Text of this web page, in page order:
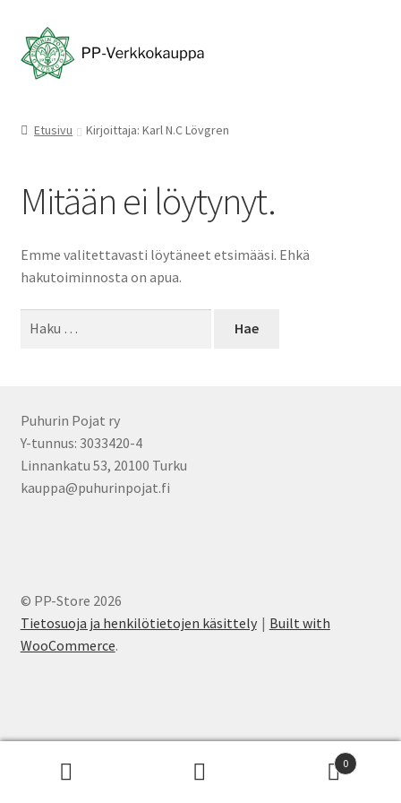
Siirry
navigointiin
Siirry
sisältöön
Etusivu Kirjoittaja: Karl N.C Lövgren
Mitään ei löytynyt.
Emme valitettavasti löytäneet etsimääsi. Ehkä
hakutoiminnosta on apua.
Puhurin Pojat ry
Y-tunnus: 3033420-4
Linnankatu 53, 20100 Turku
kauppa@puhurinpojat.fi
© PP-Store 2026
Tietosuoja ja henkilötietojen käsittely
Built with
WooCommerce.
0